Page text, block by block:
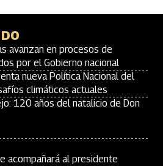
avanzan en procesos de
por el Gobierno nacional
nueva Política Nacional del
climáticos actuales
120 años del natalicio de Don
acompañará al presidente